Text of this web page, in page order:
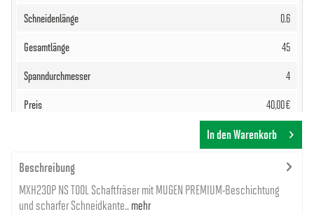
0.6
45
4
40,00 €
In den Warenkorb
Beschreibung
MXH230P NS TOOL Schaftfräser mit MUGEN PREMIUM-Beschichtung
und scharfer Schneidkante...mehr